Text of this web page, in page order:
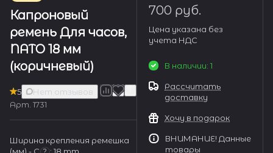
Капроновый
ремень Для часов,
NATO 18 мм
(коричневый)
5
Нет отзывов
Арт. 1731
Ширина крепления ремешка
?
700 руб.
Цена указана без
учета НДС
В наличии: 1
Рассчитать
доставку
Хочу в подарок
ВНИМАНИЕ! Данные
товары